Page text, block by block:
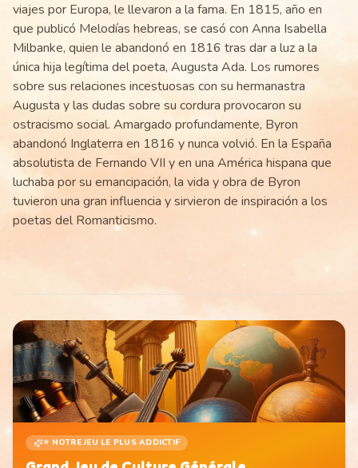
viajes por Europa, le llevaron a la fama. En 1815, año en
que publicó Melodías hebreas, se casó con Anna Isabella
Milbanke, quien le abandonó en 1816 tras dar a luz a la
única hija legítima del poeta, Augusta Ada. Los rumores
sobre sus relaciones incestuosas con su hermanastra
Augusta y las dudas sobre su cordura provocaron su
ostracismo social. Amargado profundamente, Byron
abandonó Inglaterra en 1816 y nunca volvió. En la España
absolutista de Fernando VII y en una América hispana que
luchaba por su emancipación, la vida y obra de Byron
tuvieron una gran influencia y sirvieron de inspiración a los
poetas del Romanticismo.
⭐ NOTRE JEU LE PLUS ADDICTIF